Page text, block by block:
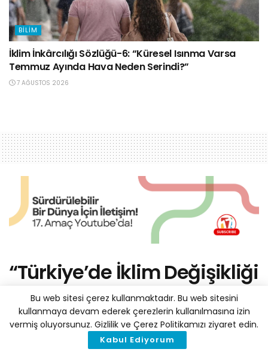
BILIM
İklim İnkârcılığı Sözlüğü-6: “Küresel Isınma Varsa
Temmuz Ayında Hava Neden Serindi?”
7 AĞUSTOS 2026
“Türkiye’de İklim Değişikliği
ve Tarımda
Sürdürülebilirlik” Yarın Çok
Geç Olabilir!
Bu web sitesi çerez kullanmaktadır. Bu web sitesini
kullanmaya devam ederek çerezlerin kullanılmasına izin
vermiş oluyorsunuz. Gizlilik ve Çerez Politikamızı ziyaret edin.
Kabul Ediyorum